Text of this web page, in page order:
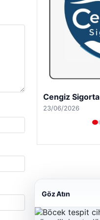
Cengiz Sigorta
23/06/2026
Göz Atın